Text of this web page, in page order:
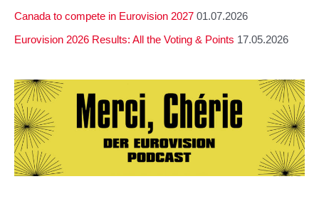
Canada to compete in Eurovision 2027 01.07.2026
Eurovision 2026 Results: All the Voting & Points 17.05.2026